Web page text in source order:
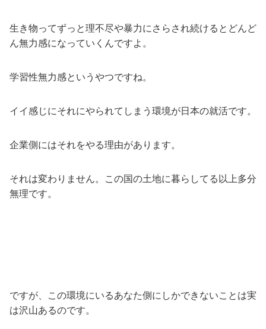
生き物ってずっと理不尽や暴力にさらされ続けるとどんど
ん無力感になっていくんですよ。
学習性無力感というやつですね。
イイ感じにそれにやられてしまう環境が日本の就活です。
企業側にはそれをやる理由があります。
それは変わりません。この国の土地に暮らしてる以上多分
無理です。
ですが、この環境にいるあなた側にしかできないことは実
は沢山あるのです。